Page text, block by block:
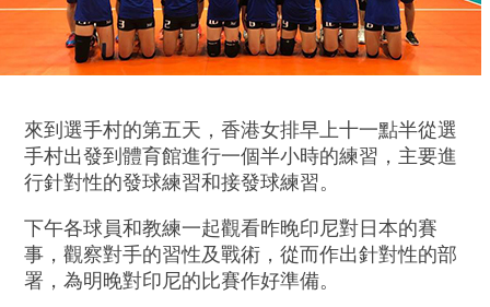
來到選手村的第五天，香港女排早上十一點半從選
手村出發到體育館進行一個半小時的練習，主要進
行針對性的發球練習和接發球練習。
下午各球員和教練一起觀看昨晚印尼對日本的賽
事，觀察對手的習性及戰術，從而作出針對性的部
署，為明晚對印尼的比賽作好準備。